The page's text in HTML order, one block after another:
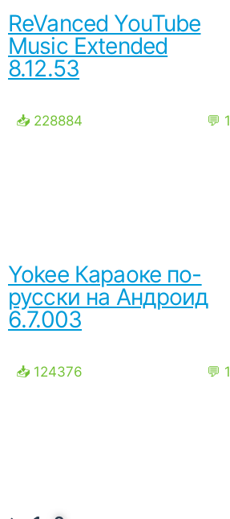
ReVanced YouTube
Music Extended
8.12.53
📥 228884 💬 1
Yokee Караоке по-
русски на Андроид
6.7.003
📥 124376 💬 1